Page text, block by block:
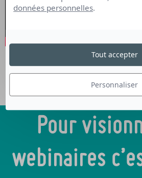
Pour
webinaires
données personnelles.
Personnaliser
Tout accepter